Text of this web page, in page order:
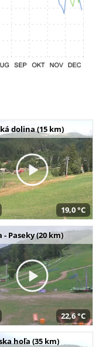
dolina (15 km)
19,0 °C
Paseky (20 km)
22,6 °C
hoľa (35 km)